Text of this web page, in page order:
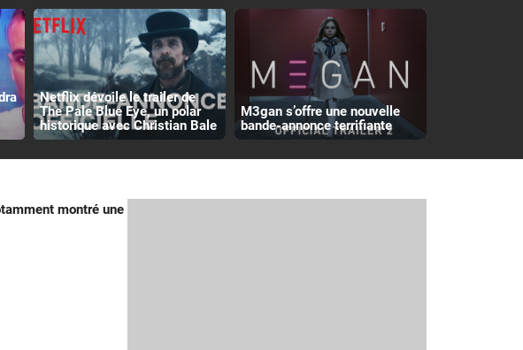
Netflix dévoile le trailer de
The Pale Blue Eye, un polar
historique avec Christian Bale
M3gan s’offre une nouvelle
bande-annonce terrifiante
montré une